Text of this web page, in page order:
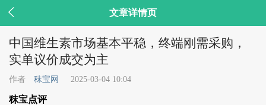
 文章详情页
中国维生素市场基本平稳，终端刚需采购，
实单议价成交为主
作者 秣宝网 2025-03-04 10:04
秣宝点评